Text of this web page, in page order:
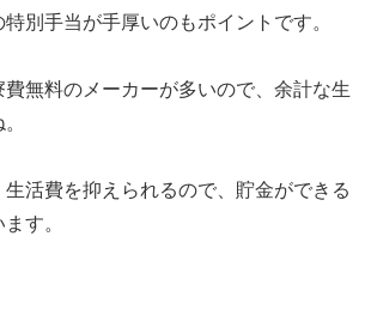
別手当が手厚いのもポイントです。
費無料のメーカーが多いので、余計な生
生活費を抑えられるので、貯金ができる
す。